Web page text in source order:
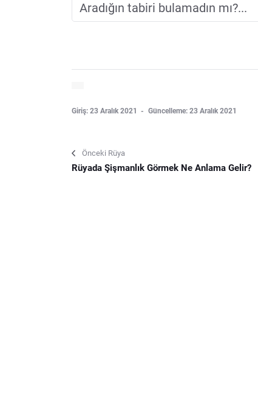
Giriş: 23 Aralık 2021 Güncelleme: 23 Aralık 2021
Önceki Rüya
Rüyada Şişmanlık Görmek Ne Anlama Gelir?